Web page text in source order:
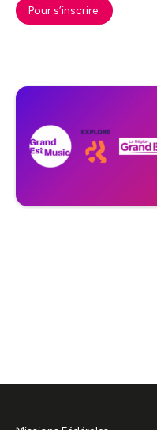
Pour s’inscrire